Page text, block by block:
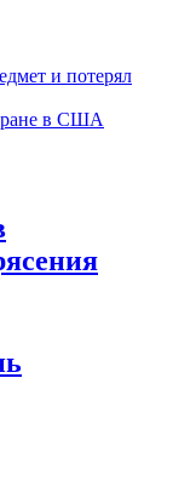
и потерял
в США